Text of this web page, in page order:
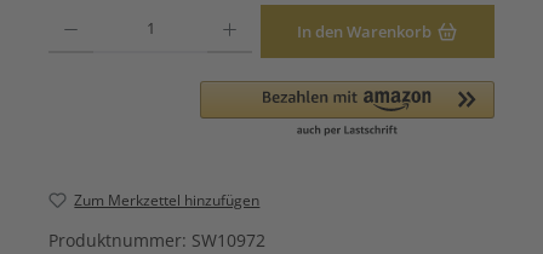
In den Warenkorb
Zum Merkzettel hinzufügen
Produktnummer: SW10972